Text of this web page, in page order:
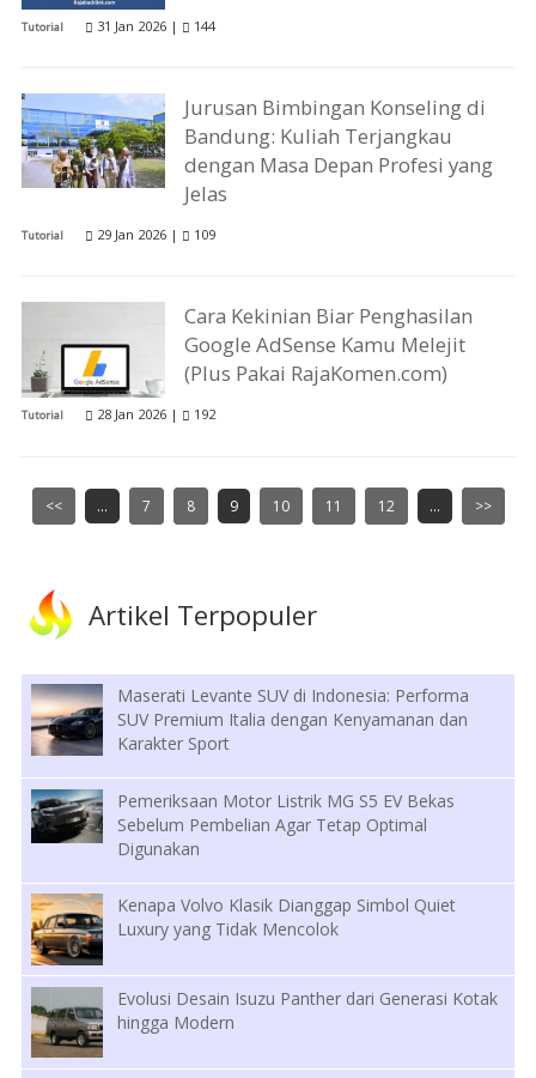
Tutorial 31 Jan 2026 | 144
Jurusan Bimbingan Konseling di
Bandung: Kuliah Terjangkau
dengan Masa Depan Profesi yang
Jelas
Tutorial 29 Jan 2026 | 109
Cara Kekinian Biar Penghasilan
Google AdSense Kamu Melejit
(Plus Pakai RajaKomen.com)
Tutorial 28 Jan 2026 | 192
<< ... 7 8 9 10 11 12 ... >>
Artikel Terpopuler
Maserati Levante SUV di Indonesia: Performa
SUV Premium Italia dengan Kenyamanan dan
Karakter Sport
Pemeriksaan Motor Listrik MG S5 EV Bekas
Sebelum Pembelian Agar Tetap Optimal
Digunakan
Kenapa Volvo Klasik Dianggap Simbol Quiet
Luxury yang Tidak Mencolok
Evolusi Desain Isuzu Panther dari Generasi Kotak
hingga Modern